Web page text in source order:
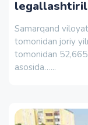
Samarqand
tomonidan joriy
tomonidan
asosida…...